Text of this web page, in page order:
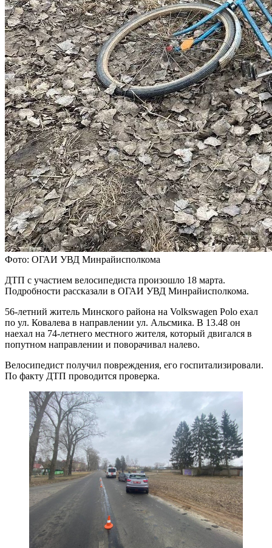
Фото: ОГАИ УВД Минрайисполкома
ДТП с участием велосипедиста произошло 18 марта.
Подробности рассказали в ОГАИ УВД Минрайисполкома.
56-летний житель Минского района на Volkswagen Polo ехал
по ул. Ковалева в направлении ул. Альсмика. В 13.48 он
наехал на 74-летнего местного жителя, который двигался в
попутном направлении и поворачивал налево.
Велосипедист получил повреждения, его госпитализировали.
По факту ДТП проводится проверка.